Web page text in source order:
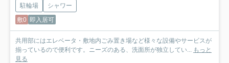
駐輪場
シャワー
敷0 即入居可
共用部にはエレベータ・敷地内ごみ置き場など様々な設備やサービスが
揃っているので便利です。ニーズのある、洗面所が独立してい...
もっと
見る